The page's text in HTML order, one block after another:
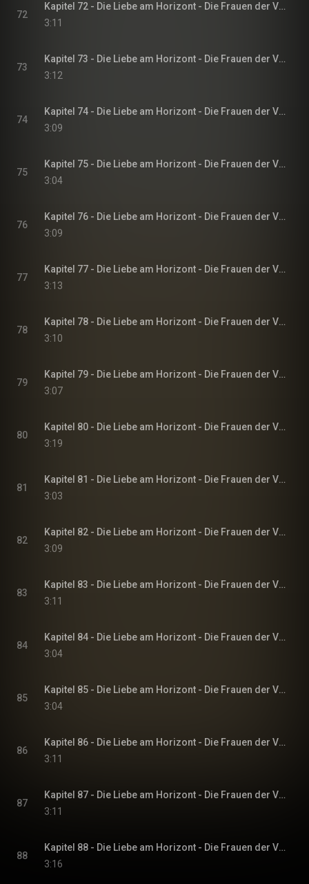
72
Kapitel 72 - Die Liebe am Horizont - Die Frauen der Villa Sommerwind, Band 3
3:11
73
Kapitel 73 - Die Liebe am Horizont - Die Frauen der Villa Sommerwind, Band 3
3:12
74
Kapitel 74 - Die Liebe am Horizont - Die Frauen der Villa Sommerwind, Band 3
3:09
75
Kapitel 75 - Die Liebe am Horizont - Die Frauen der Villa Sommerwind, Band 3
3:04
76
Kapitel 76 - Die Liebe am Horizont - Die Frauen der Villa Sommerwind, Band 3
3:09
77
Kapitel 77 - Die Liebe am Horizont - Die Frauen der Villa Sommerwind, Band 3
3:13
78
Kapitel 78 - Die Liebe am Horizont - Die Frauen der Villa Sommerwind, Band 3
3:10
79
Kapitel 79 - Die Liebe am Horizont - Die Frauen der Villa Sommerwind, Band 3
3:07
80
Kapitel 80 - Die Liebe am Horizont - Die Frauen der Villa Sommerwind, Band 3
3:19
81
Kapitel 81 - Die Liebe am Horizont - Die Frauen der Villa Sommerwind, Band 3
3:03
82
Kapitel 82 - Die Liebe am Horizont - Die Frauen der Villa Sommerwind, Band 3
3:09
83
Kapitel 83 - Die Liebe am Horizont - Die Frauen der Villa Sommerwind, Band 3
3:11
84
Kapitel 84 - Die Liebe am Horizont - Die Frauen der Villa Sommerwind, Band 3
3:04
85
Kapitel 85 - Die Liebe am Horizont - Die Frauen der Villa Sommerwind, Band 3
3:04
86
Kapitel 86 - Die Liebe am Horizont - Die Frauen der Villa Sommerwind, Band 3
3:11
87
Kapitel 87 - Die Liebe am Horizont - Die Frauen der Villa Sommerwind, Band 3
3:11
88
Kapitel 88 - Die Liebe am Horizont - Die Frauen der Villa Sommerwind, Band 3
3:16